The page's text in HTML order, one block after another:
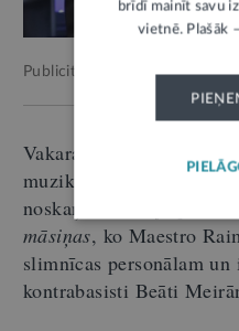
Publicitātes foto.
Vakara gaitā izskanēja
muzikālas miniatūras 50.
noskaņās –
māsiņas, ko Maestro
slimnīcas personālam
kontrabasisti Beāti
brīdī mainīt savu
vietnē. Plašāk